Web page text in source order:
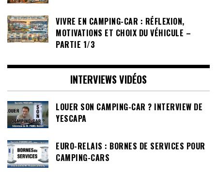
VIVRE EN CAMPING-CAR : RÉFLEXION,
MOTIVATIONS ET CHOIX DU VÉHICULE –
PARTIE 1/3
INTERVIEWS VIDÉOS
LOUER SON CAMPING-CAR ? INTERVIEW DE
YESCAPA
EURO-RELAIS : BORNES DE SERVICES POUR
CAMPING-CARS